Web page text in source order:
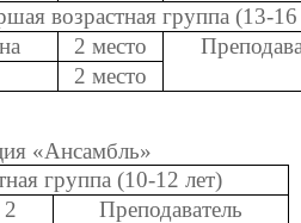
возрастная группа (13-16
2 место
2 место
«Ансамбль»
группа (10-12 лет)
2
Преподаватель